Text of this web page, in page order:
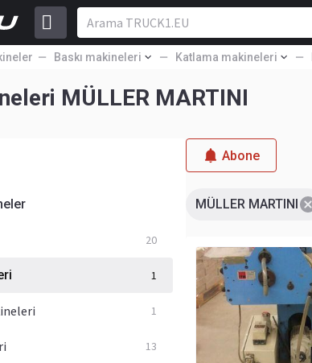
Baskı makineleri Katlama makineleri
MÜLLER MARTINI
20
1
1
13
Abone
MÜLLER MARTINI